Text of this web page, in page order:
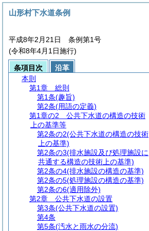
山形村下水道条例
平成8年2月21日 条例第1号
(令和8年4月1日施行)
条項目次
沿革
本則
第1章
総則
第1条(趣旨)
第2条(用語の定義)
第1章の2
公共下水道の構造の技術
上の基準等
第2条の2(公共下水道の構造の技術
上の基準)
第2条の3(排水施設及び処理施設に
共通する構造の技術上の基準)
第2条の4(排水施設の構造の基準)
第2条の5(処理施設の構造の基準)
第2条の6(適用除外)
第2章
公共下水道の設置
第3条(公共下水道の設置)
第4条
第5条(汚水と雨水の分流)